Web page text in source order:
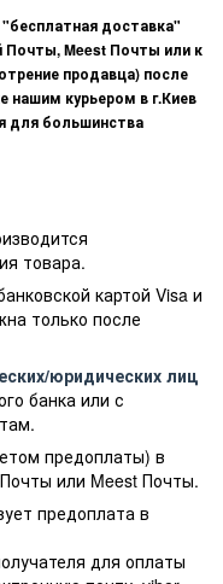
доставка"
Почты, Meest Почты или к
продавца) после
нашим курьером в г.Киев
для большинства
товара.
картой Visa и
только после
юридических лиц
банка или с
предоплаты) в
или Meest Почты.
предоплата в
для оплаты